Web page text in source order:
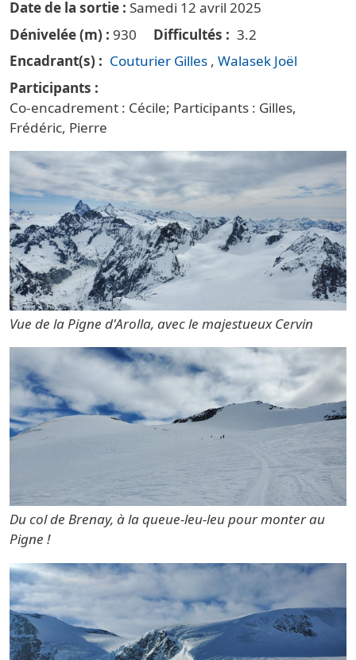
Date de la sortie
Samedi 12 avril 2025
Dénivelée (m)
930 Difficultés
3.2
Encadrant(s)
Couturier Gilles Walasek Joël
Participants
Co-encadrement : Cécile; Participants : Gilles,
Frédéric, Pierre
Vue de la Pigne d'Arolla, avec le majestueux Cervin
Du col de Brenay, à la queue-leu-leu pour monter au
Pigne !